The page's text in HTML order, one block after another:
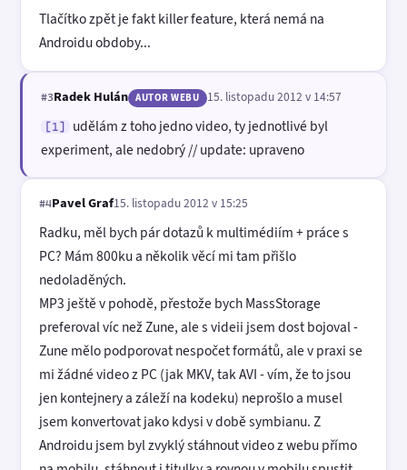
Tlačítko zpět je fakt killer feature, která nemá na
Androidu obdoby...
#3Radek Hulán AUTOR WEBU 15. listopadu 2012 v 14:57
[1]
udělám z toho jedno video, ty jednotlivé byl
experiment, ale nedobrý // update: upraveno
#4Pavel Graf15. listopadu 2012 v 15:25
Radku, měl bych pár dotazů k multimédiím + práce s
PC? Mám 800ku a několik věcí mi tam přišlo
nedoladěných.
MP3 ještě v pohodě, přestože bych MassStorage
preferoval víc než Zune, ale s videii jsem dost bojoval -
Zune mělo podporovat nespočet formátů, ale v praxi se
mi žádné video z PC (jak MKV, tak AVI - vím, že to jsou
jen kontejnery a záleží na kodeku) neprošlo a musel
jsem konvertovat jako kdysi v době symbianu. Z
Androidu jsem byl zvyklý stáhnout video z webu přímo